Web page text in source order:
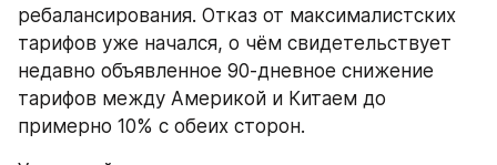
ребалансирования. Отказ от максималистских
тарифов уже начался, о чём свидетельствует
недавно объявленное 90-дневное снижение
тарифов между Америкой и Китаем до
примерно 10% с обеих сторон.